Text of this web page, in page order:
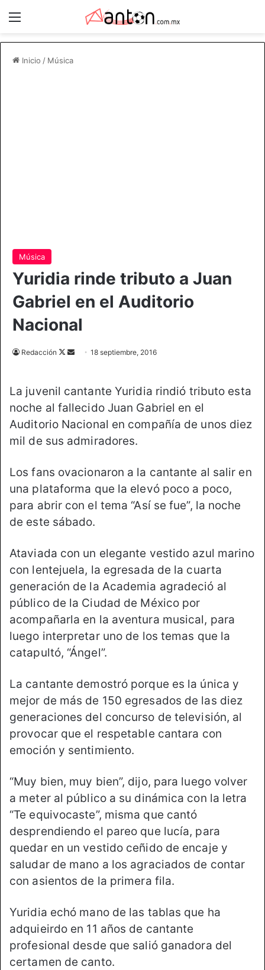
Inicio / Música
Música
Yuridia rinde tributo a Juan
Gabriel en el Auditorio
Nacional
Redacción
F
l
o
w
o
d
a
n
e
l
18 septiembre, 2016
La juvenil cantante Yuridia rindió tributo esta
noche al fallecido Juan Gabriel en el
Auditorio Nacional en compañía de unos diez
mil de sus admiradores.
Los fans ovacionaron a la cantante al salir en
una plataforma que la elevó poco a poco,
para abrir con el tema “Así se fue”, la noche
de este sábado.
Ataviada con un elegante vestido azul marino
con lentejuela, la egresada de la cuarta
generación de la Academia agradeció al
público de la Ciudad de México por
acompañarla en la aventura musical, para
luego interpretar uno de los temas que la
catapultó, “Ángel”.
La cantante demostró porque es la única y
mejor de más de 150 egresados de las diez
generaciones del concurso de televisión, al
provocar que el respetable cantara con
emoción y sentimiento.
“Muy bien, muy bien”, dijo, para luego volver
a meter al público a su dinámica con la letra
“Te equivocaste”, misma que cantó
desprendiendo el pareo que lucía, para
quedar en un vestido ceñido de encaje y
saludar de mano a los agraciados de contar
con asientos de la primera fila.
Yuridia echó mano de las tablas que ha
adquieirdo en 11 años de cantante
profesional desde que salió ganadora del
certamen de canto.